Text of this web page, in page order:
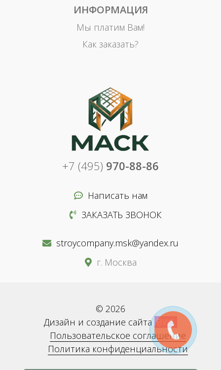
ИНФОРМАЦИЯ
Мы платим Вам!
Как заказать?
+7 (495) 970-88-86
Написать нам
ЗАКАЗАТЬ ЗВОНОК
stroycompany.msk@yandex.ru
г. Москва
© 2026
Дизайн и создание сайта BWS
Пользовательское соглашение
Политика конфиденциальности